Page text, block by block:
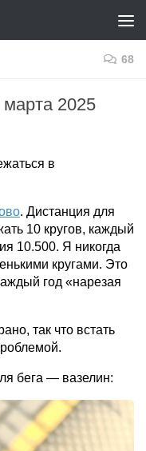
68
2025
в
. Дистанция для
10 кругов, каждый
10.500. Я никогда
кругами. Это
год «нарезая
так что встать
бега — вазелин: